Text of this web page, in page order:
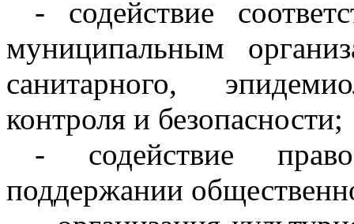
- содействие
муниципальным
санитарного,
контроля и безопасности;
- содействие
поддержании